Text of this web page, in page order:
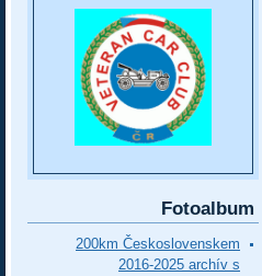
Fotoalbum
200km Československem
2016-2025 archív s